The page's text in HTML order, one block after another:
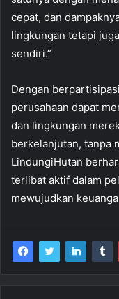
cepat, dan
lingkungan tetapi
sendiri.”
Dengan
perusahaan dapat
dan lingkungan
berkelanjutan, tanpa
LindungiHutan
terlibat aktif dalam
mewujudkan